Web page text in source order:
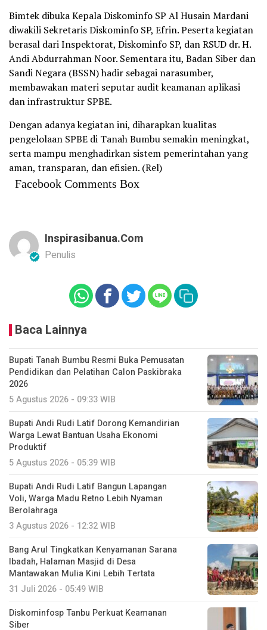
Bimtek dibuka Kepala Diskominfo SP Al Husain Mardani
diwakili Sekretaris Diskominfo SP, Efrin. Peserta kegiatan
berasal dari Inspektorat, Diskominfo SP, dan RSUD dr. H.
Andi Abdurrahman Noor. Sementara itu, Badan Siber dan
Sandi Negara (BSSN) hadir sebagai narasumber,
membawakan materi seputar audit keamanan aplikasi
dan infrastruktur SPBE.
Dengan adanya kegiatan ini, diharapkan kualitas
pengelolaan SPBE di Tanah Bumbu semakin meningkat,
serta mampu menghadirkan sistem pemerintahan yang
aman, transparan, dan efisien. (Rel)
Facebook Comments Box
Inspirasibanua.com
Penulis
Baca Lainnya
Bupati Tanah Bumbu Resmi Buka Pemusatan
Pendidikan dan Pelatihan Calon Paskibraka
2026
5 Agustus 2026 - 09:33 WIB
Bupati Andi Rudi Latif Dorong Kemandirian
Warga Lewat Bantuan Usaha Ekonomi
Produktif
5 Agustus 2026 - 05:39 WIB
Bupati Andi Rudi Latif Bangun Lapangan
Voli, Warga Madu Retno Lebih Nyaman
Berolahraga
3 Agustus 2026 - 12:32 WIB
Bang Arul Tingkatkan Kenyamanan Sarana
Ibadah, Halaman Masjid di Desa
Mantawakan Mulia Kini Lebih Tertata
31 Juli 2026 - 05:49 WIB
Diskominfosp Tanbu Perkuat Keamanan
Siber